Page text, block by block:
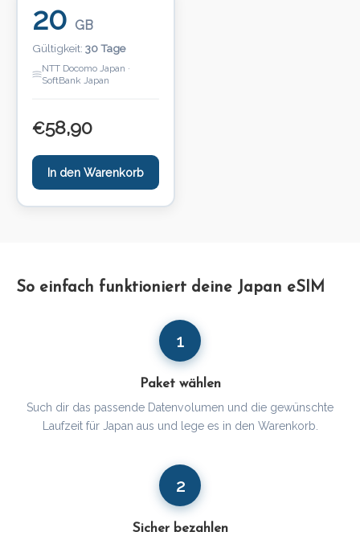
20 GB
Gültigkeit: 30 Tage
NTT Docomo Japan ·
SoftBank Japan
€58,90
In den Warenkorb
So einfach funktioniert deine Japan eSIM
1
Paket wählen
Such dir das passende Datenvolumen und die gewünschte
Laufzeit für Japan aus und lege es in den Warenkorb.
2
Sicher bezahlen